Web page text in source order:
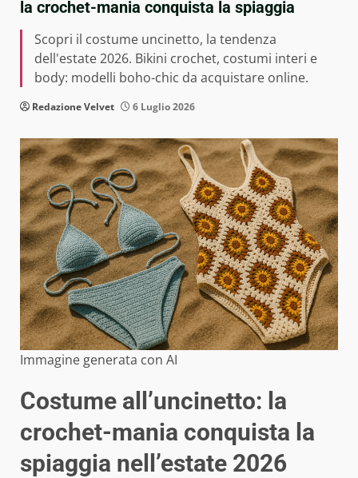
la crochet-mania conquista la spiaggia
Scopri il costume uncinetto, la tendenza
dell'estate 2026. Bikini crochet, costumi interi e
body: modelli boho-chic da acquistare online.
Redazione Velvet 6 Luglio 2026
Immagine generata con AI
Costume all’uncinetto: la
crochet-mania conquista la
spiaggia nell’estate 2026